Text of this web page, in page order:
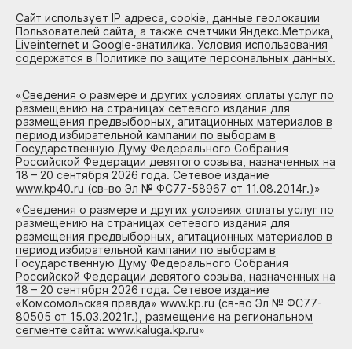
Сайт использует IP адреса, cookie, данные геолокации
Пользователей сайта, а также счетчики Яндекс.Метрика,
Liveinternet и Google-анатилика. Условия использования
содержатся в Политике по защите персональных данных.
«Сведения о размере и других условиях оплаты услуг по
размещению на страницах сетевого издания для
размещения предвыборных, агитационных материалов в
период избирательной кампании по выборам в
Государственную Думу Федерального Собрания
Российской Федерации девятого созыва, назначенных на
18 – 20 сентября 2026 года. Сетевое издание
www.kp40.ru (св-во Эл № ФС77-58967 от 11.08.2014г.)»
«Сведения о размере и других условиях оплаты услуг по
размещению на страницах сетевого издания для
размещения предвыборных, агитационных материалов в
период избирательной кампании по выборам в
Государственную Думу Федерального Собрания
Российской Федерации девятого созыва, назначенных на
18 – 20 сентября 2026 года. Сетевое издание
«Комсомольская правда» www.kp.ru (св-во Эл № ФС77-
80505 от 15.03.2021г.), размещение на региональном
сегменте сайта: www.kaluga.kp.ru»